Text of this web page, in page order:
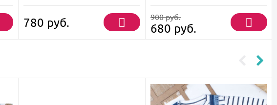
780 руб. 900руб.
680 руб.